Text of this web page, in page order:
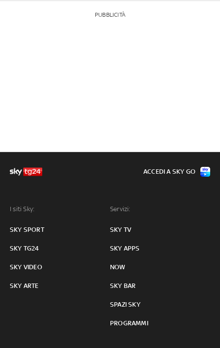
PUBBLICITÀ
I siti Sky:
SKY SPORT
SKY TG24
SKY VIDEO
SKY ARTE
Servizi:
SKY TV
SKY APPS
NOW
SKY BAR
SPAZI SKY
PROGRAMMI
ACCEDI A SKY GO